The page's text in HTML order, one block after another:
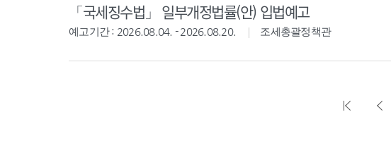
「국세징수법」 일부개정법률(안) 입법예고
예고기간 : 2026.08.04. - 2026.08.20. 조세총괄정책관